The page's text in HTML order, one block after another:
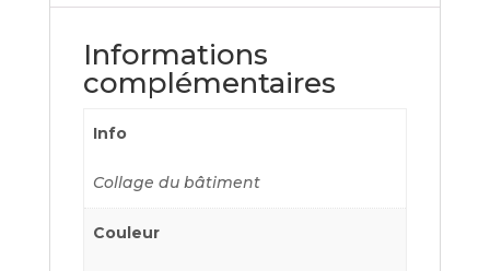
Informations
complémentaires
Info
Collage du bâtiment
Couleur